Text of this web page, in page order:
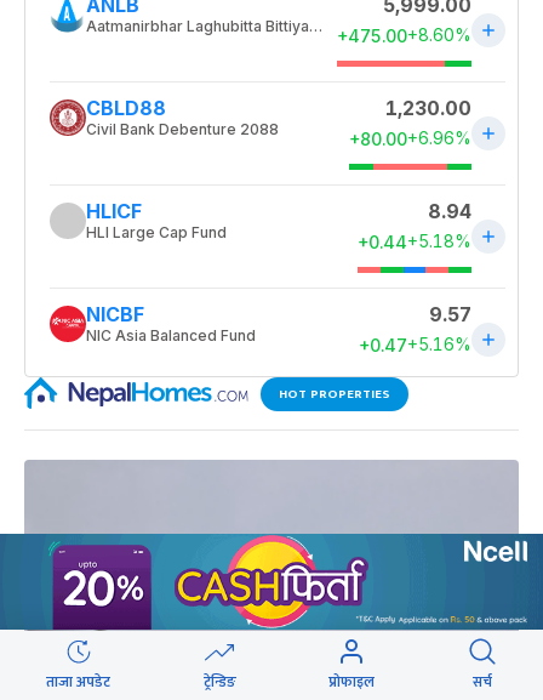
HOT PROPERTIES
ताजा अपडेट ट्रेन्डिङ प्रोफाइल सर्च